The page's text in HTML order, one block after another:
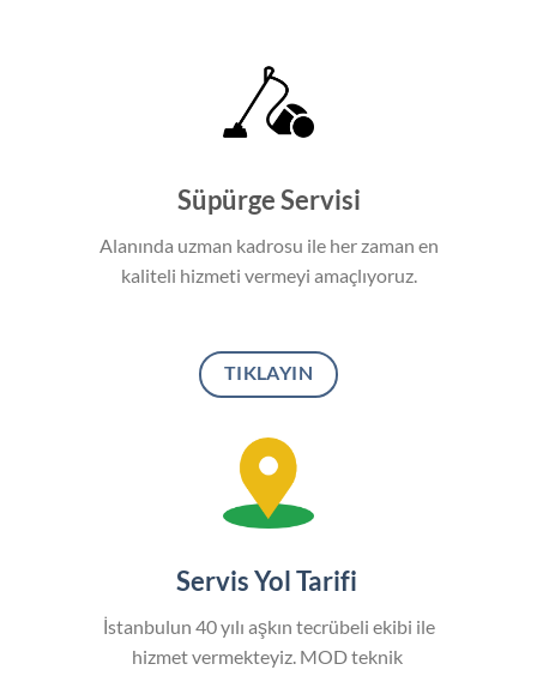
Süpürge Servisi
Alanında uzman kadrosu ile her zaman en
kaliteli hizmeti vermeyi amaçlıyoruz.
TIKLAYIN
Servis Yol Tarifi
İstanbulun 40 yılı aşkın tecrübeli ekibi ile
hizmet vermekteyiz. MOD teknik